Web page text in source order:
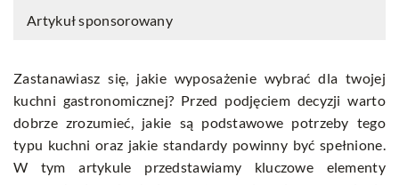
Artykuł sponsorowany
Zastanawiasz się, jakie wyposażenie wybrać dla twojej
kuchni gastronomicznej? Przed podjęciem decyzji warto
dobrze zrozumieć, jakie są podstawowe potrzeby tego
typu kuchni oraz jakie standardy powinny być spełnione.
W tym artykule przedstawiamy kluczowe elementy